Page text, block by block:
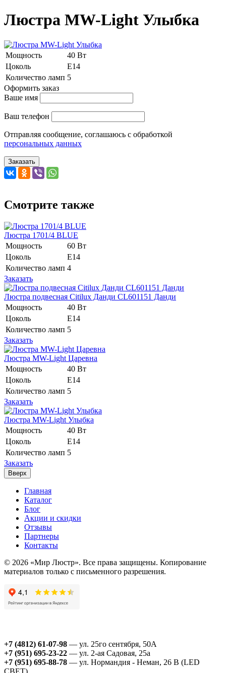
Люстра MW-Light Улыбка
Мощность
40 Вт
Цоколь
Е14
Количество ламп 5
Оформить заказ
Ваше имя
Ваш телефон
Отправляя сообщение, соглашаюсь с обработкой
персональных данных
Заказать
Смотрите также
Люстра 1701/4 BLUE
Мощность
60 Вт
Цоколь
Е14
Количество ламп 4
Заказать
Люстра подвесная Citilux Данди CL601151 Данди
Мощность
40 Вт
Цоколь
Е14
Количество ламп 5
Заказать
Люстра MW-Light Царевна
Мощность
40 Вт
Цоколь
Е14
Количество ламп 5
Заказать
Люстра MW-Light Улыбка
Мощность
40 Вт
Цоколь
Е14
Количество ламп 5
Заказать
Вверх
Главная
Каталог
Блог
Акции и скидки
Отзывы
Партнеры
Контакты
© 2026 «Мир Люстр». Все права защищены. Копирование
материалов только с письменного разрешения.
+7 (4812) 61-07-98 — ул. 25го сентября, 50А
+7 (951) 695-23-22 — ул. 2-ая Садовая, 25а
+7 (951) 695-88-78 — ул. Нормандия - Неман, 26 В (LED
СВЕТ)